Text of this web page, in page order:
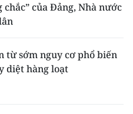
của Đảng, Nhà nước
từ sớm nguy cơ phổ biến
diệt hàng loạt